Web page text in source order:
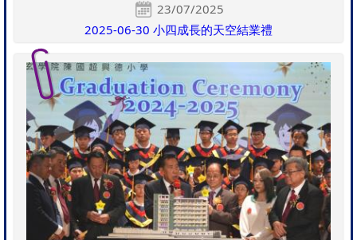
23/07/2025
2025-06-30 小四成長的天空結業禮